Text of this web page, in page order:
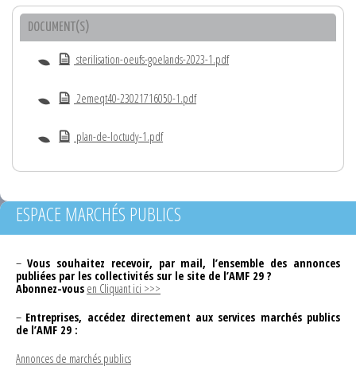
DOCUMENT(S)
sterilisation-oeufs-goelands-2023-1.pdf
2emeqt40-23021716050-1.pdf
plan-de-loctudy-1.pdf
ESPACE MARCHÉS PUBLICS
– Vous souhaitez recevoir, par mail, l’ensemble des annonces
publiées par les collectivités sur le site de l’AMF 29 ?
Abonnez-vous en Cliquant ici >>>
– Entreprises, accédez directement aux services marchés publics
de l’AMF 29 :
Annonces de marchés publics